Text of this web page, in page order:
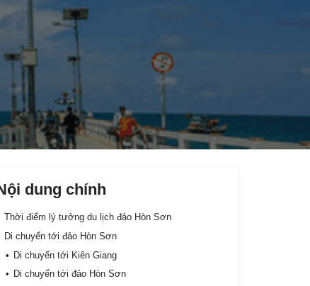
dung chính
Thời điểm lý tưởng du lịch đảo Hòn Sơn
Di chuyển tới đảo Hòn Sơn
Di chuyển tới Kiên Giang
Di chuyển tới đảo Hòn Sơn